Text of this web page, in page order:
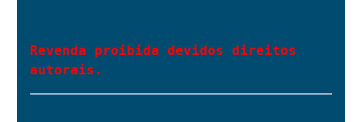
Revenda proibida devidos direitos
autorais.